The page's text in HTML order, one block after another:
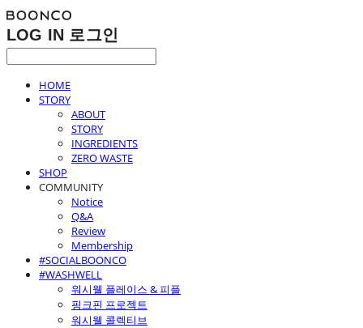
LOG IN 로그인
HOME
STORY
ABOUT
STORY
INGREDIENTS
ZERO WASTE
SHOP
COMMUNITY
Notice
Q&A
Review
Membership
#SOCIALBOONCO
#WASHWELL
워시웰 플레이스 & 피플
핑크핀 프로젝트
워시웰 콜렉티브